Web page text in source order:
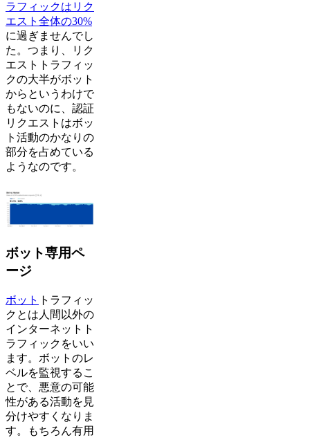
ラフィックはリク
エスト全体の30%
に過ぎませんでし
た。つまり、リク
エストトラフィッ
クの大半がボット
からというわけで
もないのに、認証
リクエストはボッ
ト活動のかなりの
部分を占めている
ようなのです。
ボット専用ペ
ージ
ボット トラフィッ
クとは人間以外の
インターネットト
ラフィックをいい
ます。ボットのレ
ベルを監視するこ
とで、悪意の可能
性がある活動を見
分けやすくなりま
す。もちろん有用